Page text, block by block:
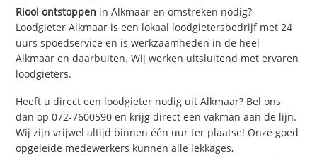
Riool ontstoppen in Alkmaar en omstreken nodig?
Loodgieter Alkmaar is een lokaal loodgietersbedrijf met 24
uurs spoedservice en is werkzaamheden in de heel
Alkmaar en daarbuiten. Wij werken uitsluitend met ervaren
loodgieters.
Heeft u direct een loodgieter nodig uit Alkmaar? Bel ons
dan op 072-7600590 en krijg direct een vakman aan de lijn.
Wij zijn vrijwel altijd binnen één uur ter plaatse! Onze goed
opgeleide medewerkers kunnen alle lekkages,